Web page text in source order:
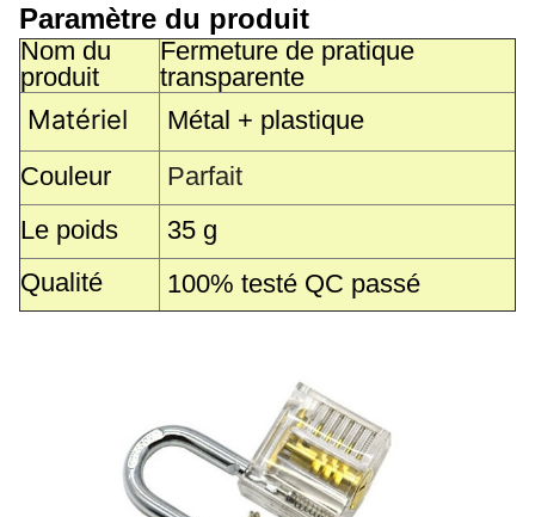
Paramètre du produit
Nom du
produit
Fermeture de pratique
transparente
Matériel
Métal + plastique
Couleur
Parfait
Le poids
35 g
Qualité
100% testé QC passé